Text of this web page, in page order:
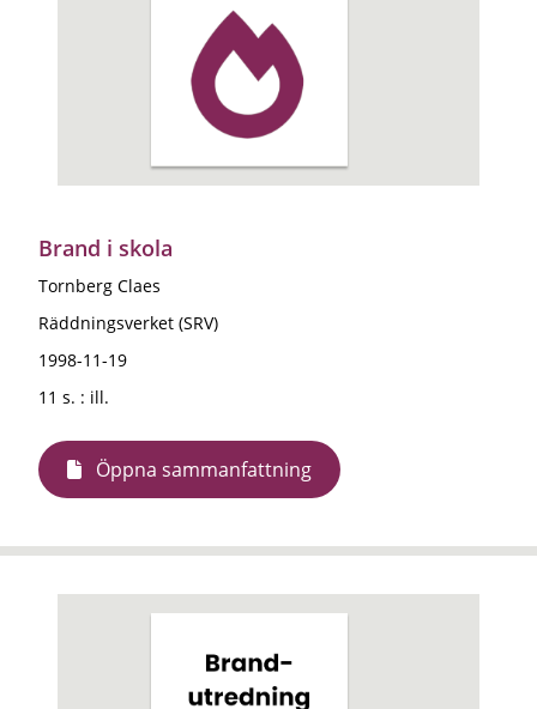
Brand i skola
Tornberg Claes
Räddningsverket (SRV)
1998-11-19
11 s. : ill.
Öppna sammanfattning